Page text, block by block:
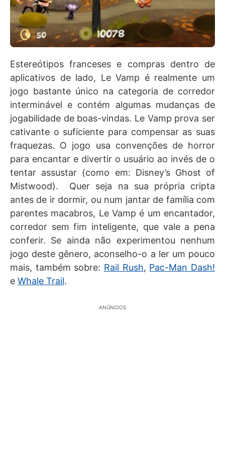
Estereótipos franceses e compras dentro de
aplicativos de lado, Le Vamp é realmente um
jogo bastante único na categoria de corredor
interminável e contém algumas mudanças de
jogabilidade de boas-vindas. Le Vamp prova ser
cativante o suficiente para compensar as suas
fraquezas. O jogo usa convenções de horror
para encantar e divertir o usuário ao invés de o
tentar assustar (como em: Disney’s Ghost of
Mistwood). Quer seja na sua própria cripta
antes de ir dormir, ou num jantar de família com
parentes macabros, Le Vamp é um encantador,
corredor sem fim inteligente, que vale a pena
conferir. Se ainda não experimentou nenhum
jogo deste gênero, aconselho-o a ler um pouco
mais, também sobre: Rail Rush, Pac-Man Dash!
e Whale Trail.
ANÚNCIOS